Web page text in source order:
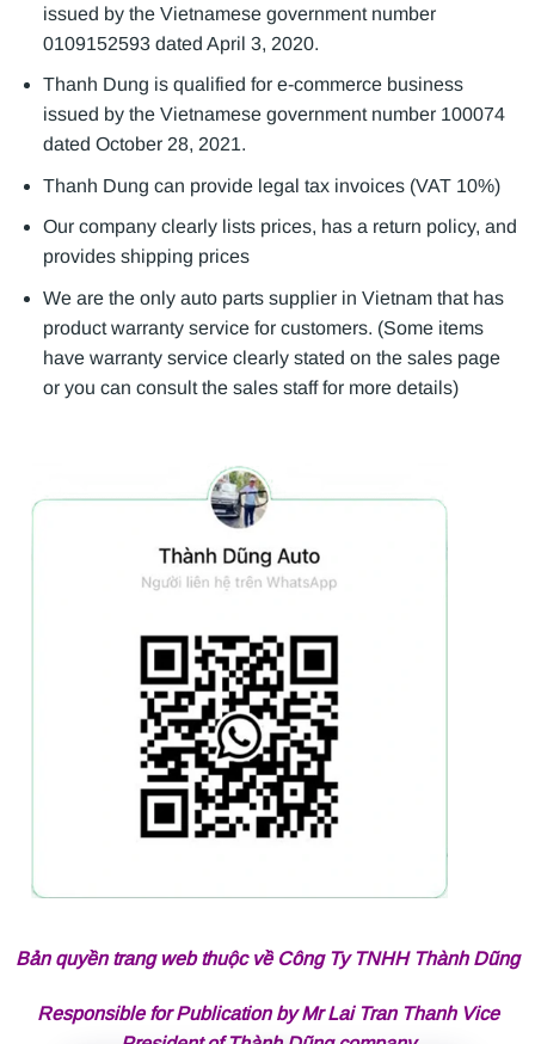
issued by the Vietnamese government number
0109152593 dated April 3, 2020.
Thanh Dung is qualified for e-commerce business
issued by the Vietnamese government number 100074
dated October 28, 2021.
Thanh Dung can provide legal tax invoices (VAT 10%)
Our company clearly lists prices, has a return policy, and
provides shipping prices
We are the only auto parts supplier in Vietnam that has
product warranty service for customers. (Some items
have warranty service clearly stated on the sales page
or you can consult the sales staff for more details)
Bản quyền trang web thuộc về Công Ty TNHH Thành Dũng
Responsible for Publication by Mr Lai Tran Thanh Vice